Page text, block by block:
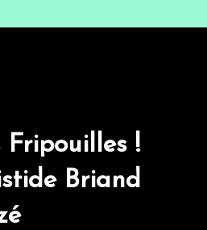
Fripouilles !
Briand